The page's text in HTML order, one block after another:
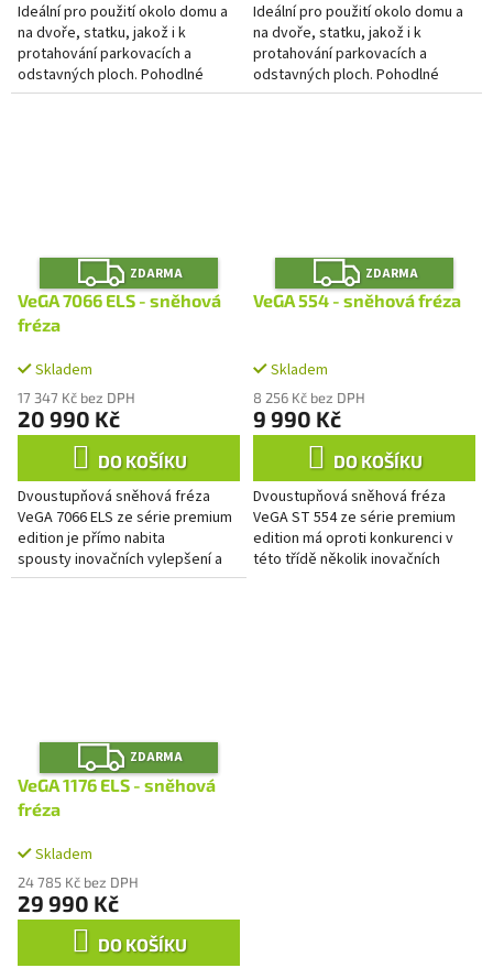
Ideální pro použití okolo domu a
na dvoře, statku, jakož i k
protahování parkovacích a
odstavných ploch. Pohodlné
spouštění elektrickým startérem.
Ideální pro použití okolo domu a
na dvoře, statku, jakož i k
protahování parkovacích a
odstavných ploch. Pohodlné
spouštění elektrickým startérem.
Z
D
A
R
ZDARMA
VeGA 7066 ELS - sněhová
fréza
Skladem
17 347 Kč bez DPH
20 990 Kč
DO KOŠÍKU
Dvoustupňová sněhová fréza
VeGA 7066 ELS ze série premium
edition je přímo nabita
spousty inovačních vylepšení a
uživatelských výhod. Fréza je
Z
D
A
R
ZDARMA
VeGA 554 - sněhová fréza
Skladem
8 256 Kč bez DPH
9 990 Kč
DO KOŠÍKU
Dvoustupňová sněhová fréza
VeGA ST 554 ze série premium
edition má oproti konkurenci v
této třídě několik inovačních
Z
D
A
R
ZDARMA
VeGA 1176 ELS - sněhová
fréza
Skladem
24 785 Kč bez DPH
29 990 Kč
DO KOŠÍKU